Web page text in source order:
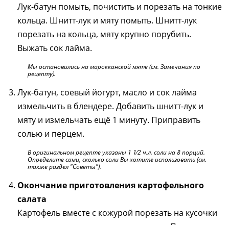
Лук-батун помыть, почистить и порезать на тонкие
кольца. Шнитт-лук и мяту помыть. Шнитт-лук
порезать на кольца, мяту крупно порубить.
Выжать сок лайма.
Мы остановились на марокканской мяте (см. Замечания по
рецепту).
Лук-батун, соевый йогурт, масло и сок лайма
измельчить в блендере. Добавить шнитт-лук и
мяту и измельчать ещё 1 минуту. Приправить
солью и перцем.
В оригинальном рецепте указаны 1 1⁄2 ч.л. соли на 8 порций.
Определите сами, сколько соли Вы хотите использовать (см.
также раздел "Советы").
Окончание приготовления картофельного
салата
Картофель вместе с кожурой порезать на кусочки